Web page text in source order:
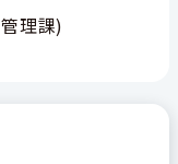
管理課)